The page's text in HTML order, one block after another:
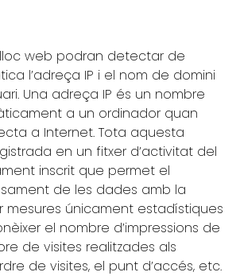
lloc web podran detectar de
l’adreça IP i el nom de domini
Una adreça IP és un nombre
a un ordinador quan
a Internet. Tota aquesta
en un fitxer d’activitat del
inscrit que permet el
de les dades amb la
mesures únicament estadístiques
el nombre d’impressions de
de visites realitzades als
de visites, el punt d’accés, etc.